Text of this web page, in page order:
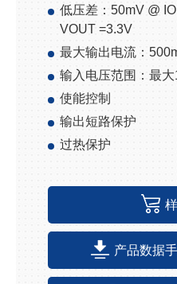
低压差：50mV @
VOUT =3.3V
最大输出电流：
输入电压范围：最
使能控制
输出短路保护
过热保护
产品数据